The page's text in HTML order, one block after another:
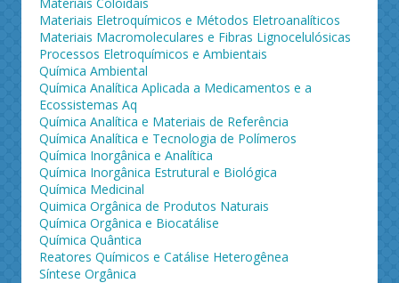
Materiais Eletroquímicos e Métodos Eletroanalíticos
Materiais Macromoleculares e Fibras Lignocelulósicas
Processos Eletroquímicos e Ambientais
Química Ambiental
Química Analítica Aplicada a Medicamentos e a
Ecossistemas Aq
Química Analítica e Materiais de Referência
Química Analítica e Tecnologia de Polímeros
Química Inorgânica e Analítica
Química Inorgânica Estrutural e Biológica
Química Medicinal
Quimica Orgânica de Produtos Naturais
Química Orgânica e Biocatálise
Química Quântica
Reatores Químicos e Catálise Heterogênea
Síntese Orgânica